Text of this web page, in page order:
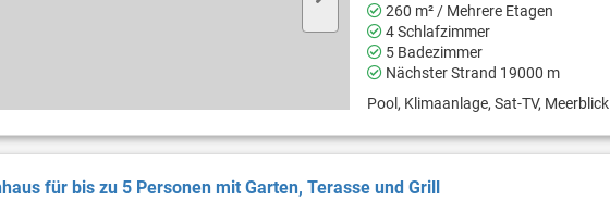
260 m² / Mehrere Etagen
4 Schlafzimmer
5 Badezimmer
Nächster Strand 19000 m
Pool, Klimaanlage, Sat-TV, Meerblick
für bis zu 5 Personen mit Garten, Terasse und Grill